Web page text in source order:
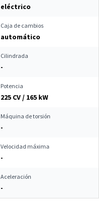
eléctrico
Caja de cambios
automático
Cilindrada
-
Potencia
225 CV / 165 kW
Máquina de torsión
-
Velocidad máxima
-
Aceleración
-